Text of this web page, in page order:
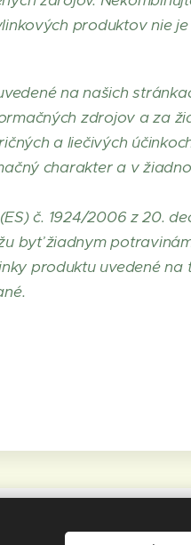
produktov nie
na našich
zdrojov a za
a liečivých
charakter a v
č. 1924/2006 z 20.
byť žiadnym
produktu uvedené na